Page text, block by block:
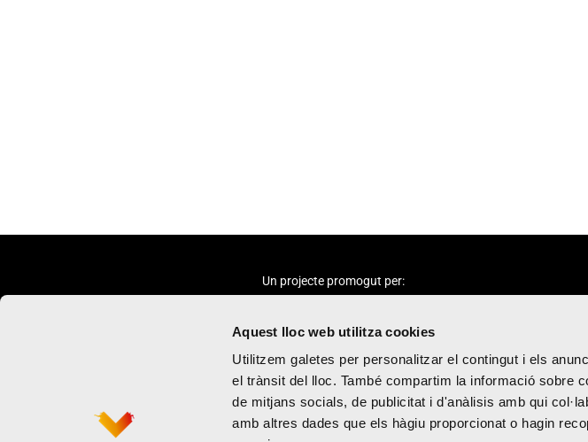
Aquest lloc web utilitza cookies
Utilitzem galetes per personalitzar el contingut i els
el trànsit del lloc. També compartim la informació sobre
de mitjans socials, de publicitat i d'anàlisis amb qui
amb altres dades que els hàgiu proporcionat o hagin
Un projecte promogut per:
Política de privacitat
Termes i condicions